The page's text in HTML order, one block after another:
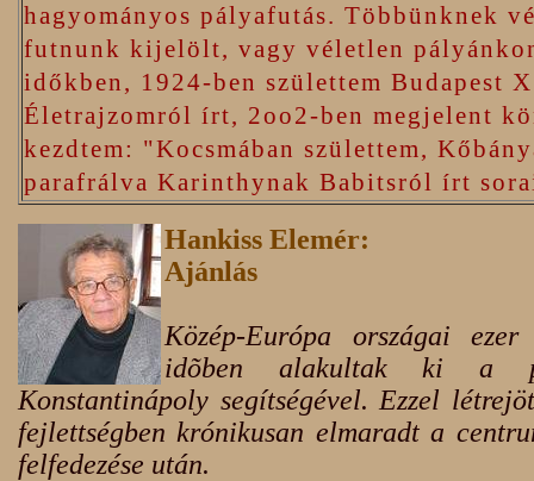
hagyományos pályafutás. Többünknek
futnunk kijelölt, vagy véletlen
időkben, 1924-ben születtem Budapest
Életrajzomról írt, 2oo2-ben megjelent
kezdtem: "Kocsmában születtem,
parafrálva Karinthynak Babitsról írt
Hankiss Elemér:
Ajánlás
Közép-Európa országai
idõben alakultak ki a
Konstantinápoly segítségével. Ezzel
fejlettségben krónikusan elmaradt a
felfedezése után.